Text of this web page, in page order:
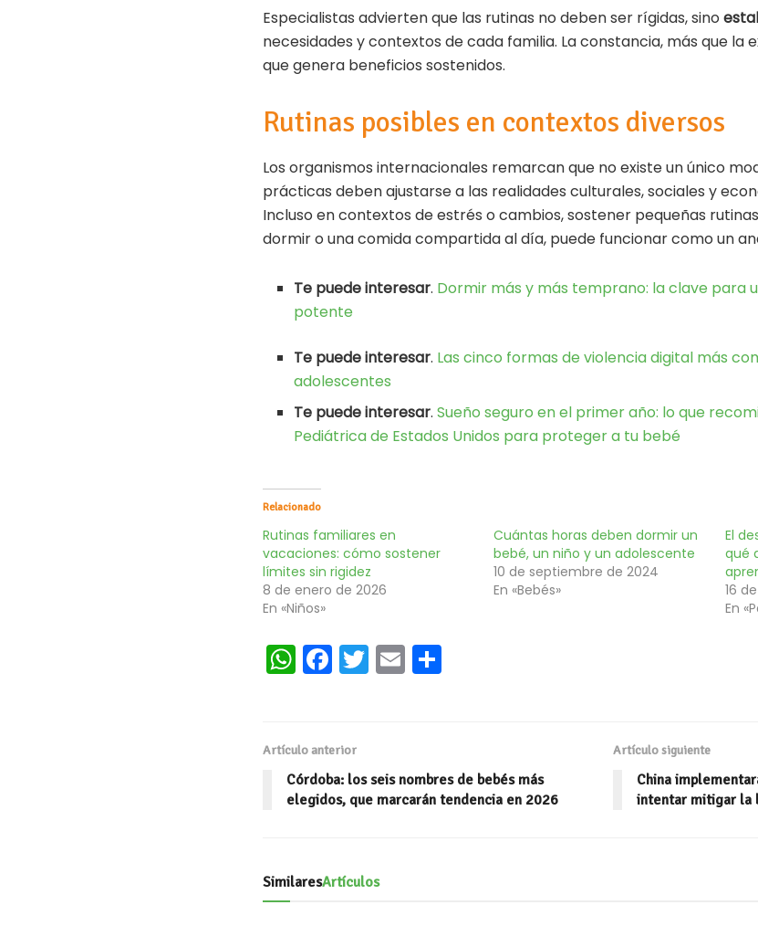
Especialistas advierten que las rutinas no deben ser rígidas, sino
necesidades y contextos de cada familia. La constancia, más que la
que genera beneficios sostenidos.
Rutinas posibles en contextos diversos
Los organismos internacionales remarcan que no existe un único
prácticas deben ajustarse a las realidades culturales, sociales y
Incluso en contextos de estrés o cambios, sostener pequeñas
dormir o una comida compartida al día, puede funcionar como un
Te puede interesar. Dormir más y más temprano: la clave para
potente
Te puede interesar. Las cinco formas de violencia digital más
adolescentes
Te puede interesar.Sueño seguro en el primer año: lo que
Pediátrica de Estados Unidos para proteger a tu bebé
Relacionado
Rutinas familiares en
vacaciones: cómo sostener
límites sin rigidez
8 de enero de 2026
En «Niños»
Cuántas horas deben dormir un
bebé, un niño y un adolescente
10 de septiembre de 2024
En «Bebés»
El
qué
16
En
W
s
A
p
Fa
oo
k
T
E
ar
ti
Artículo anterior
Córdoba: los seis nombres de bebés más
elegidos, que marcarán tendencia en 2026
Artículo siguiente
China
intentar mitigar la
SimilaresArtículos